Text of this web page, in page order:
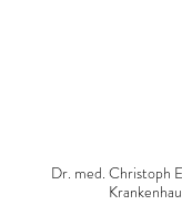
Dr. med. Christoph